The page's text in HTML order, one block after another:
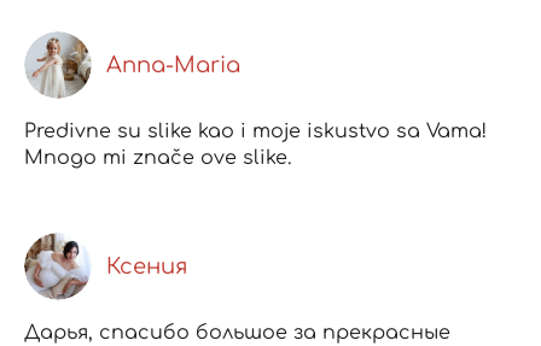
Anna-Maria
Predivne su slike kao i moje iskustvo sa Vama!
Mnogo mi znače ove slike.
Ксения
Дарья, спасибо большое за прекрасные